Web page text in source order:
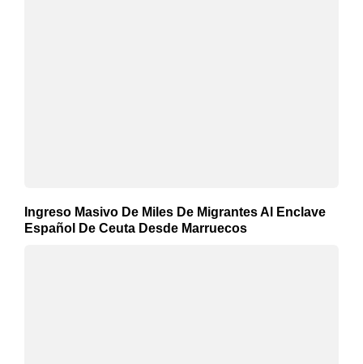
Ingreso Masivo De Miles De Migrantes Al Enclave
Español De Ceuta Desde Marruecos